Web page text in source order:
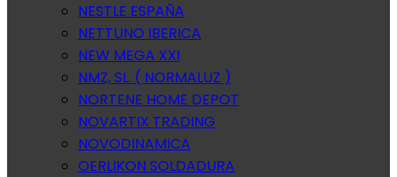
NESTLE ESPAÑA
NETTUNO IBERICA
NEW MEGA XXI
NMZ, SL. ( NORMALUZ )
NORTENE HOME DEPOT
NOVARTIX TRADING
NOVODINAMICA
OERLIKON SOLDADURA